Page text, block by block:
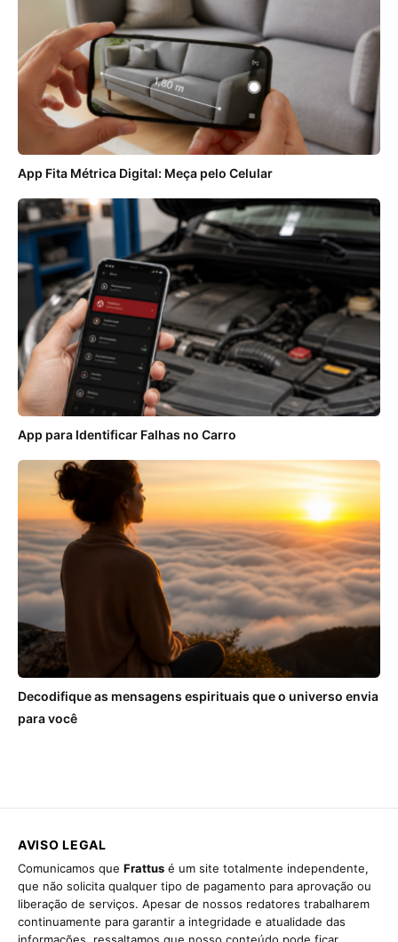
App Fita Métrica Digital: Meça pelo Celular
App para Identificar Falhas no Carro
Decodifique as mensagens espirituais que o universo envia
para você
AVISO LEGAL
Comunicamos que Frattus é um site totalmente independente,
que não solicita qualquer tipo de pagamento para aprovação ou
liberação de serviços. Apesar de nossos redatores trabalharem
continuamente para garantir a integridade e atualidade das